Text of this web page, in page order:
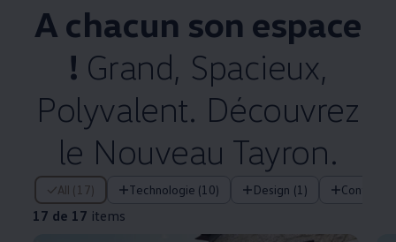
A chacun son espace
! Grand, Spacieux,
Polyvalent. Découvrez
le Nouveau Tayron.
All (17) Technologie (10) Design (1) Confort
17 de 17 items
17 de 17 items